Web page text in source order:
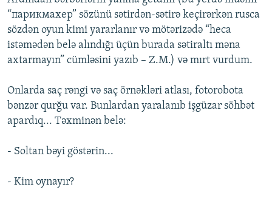
“парикмахер” sözünü sətirdən-sətirə keçirərkən rusca
sözdən oyun kimi yararlanır və mötərizədə “heca
istəmədən belə alındığı üçün burada sətiraltı məna
axtarmayın” cümləsini yazıb – Z.M.) və mırt vurdum.
Onlarda saç rəngi və saç örnəkləri atlası, fotorobota
bənzər qurğu var. Bunlardan yaralanıb işgüzar söhbət
apardıq... Təxminən belə:
- Soltan bəyi göstərin...
- Kim oynayır?